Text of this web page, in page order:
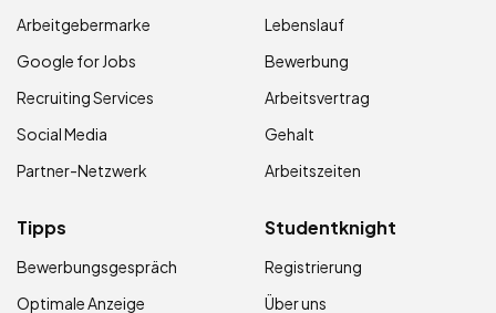
Arbeitgebermarke
Google for Jobs
Recruiting Services
Social Media
Partner-Netzwerk
Lebenslauf
Bewerbung
Arbeitsvertrag
Gehalt
Arbeitszeiten
Tipps
Bewerbungsgespräch
Optimale Anzeige
Studentknight
Registrierung
Über uns